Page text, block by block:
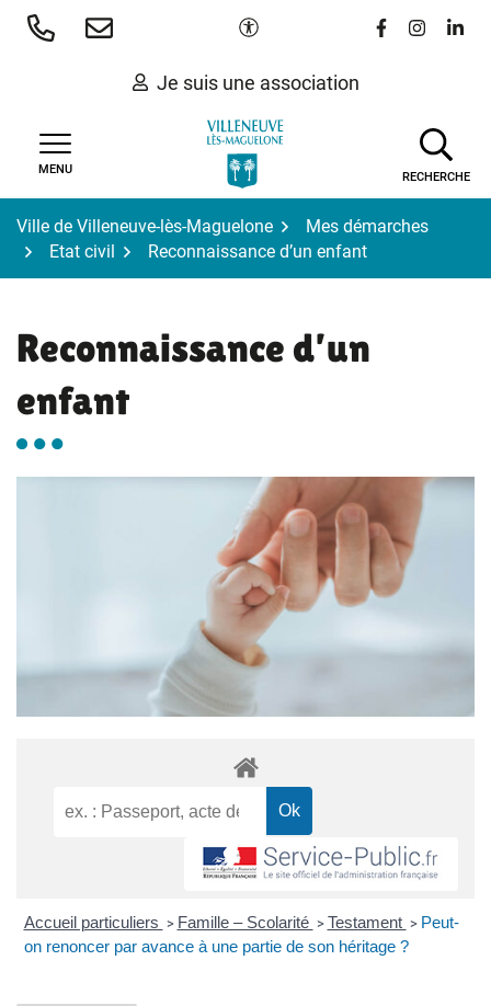
Aller
Paramètres d'accessibilité
Lien vers le
Lien vers
Lien
Je suis une association
MENU
RECHERCHE
Ville de Villeneuve-lès-Maguelone
Mes démarches
Etat civil
Reconnaissance d’un enfant
Reconnaissance d’un
enfant
Accueil particuliers > Famille – Scolarité > Testament > Peut-
on renoncer par avance à une partie de son héritage ?